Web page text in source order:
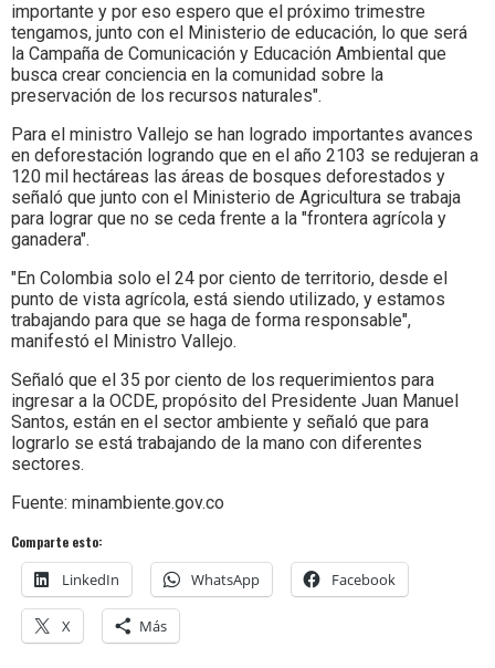
importante y por eso espero que el próximo trimestre
tengamos, junto con el Ministerio de educación, lo que será
la Campaña de Comunicación y Educación Ambiental que
busca crear conciencia en la comunidad sobre la
preservación de los recursos naturales".
Para el ministro Vallejo se han logrado importantes avances
en deforestación logrando que en el año 2103 se redujeran a
120 mil hectáreas las áreas de bosques deforestados y
señaló que junto con el Ministerio de Agricultura se trabaja
para lograr que no se ceda frente a la "frontera agrícola y
ganadera".
"En Colombia solo el 24 por ciento de territorio, desde el
punto de vista agrícola, está siendo utilizado, y estamos
trabajando para que se haga de forma responsable",
manifestó el Ministro Vallejo.
Señaló que el 35 por ciento de los requerimientos para
ingresar a la OCDE, propósito del Presidente Juan Manuel
Santos, están en el sector ambiente y señaló que para
lograrlo se está trabajando de la mano con diferentes
sectores.
Fuente: minambiente.gov.co
Comparte esto:
LinkedIn WhatsApp Facebook
X Más